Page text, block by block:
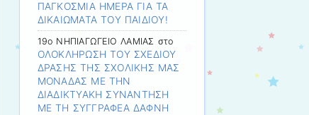
ΠΑΓΚΟΣΜΙΑ ΗΜΕΡΑ ΓΙΑ ΤΑ
ΔΙΚΑΙΩΜΑΤΑ ΤΟΥ ΠΑΙΔΙΟΥ!
19ο ΝΗΠΙΑΓΩΓΕΙΟ ΛΑΜΙΑΣ στο
ΟΛΟΚΛΗΡΩΣΗ ΤΟΥ ΣΧΕΔΙΟΥ
ΔΡΑΣΗΣ ΤΗΣ ΣΧΟΛΙΚΗΣ ΜΑΣ
ΜΟΝΑΔΑΣ ΜΕ ΤΗΝ
ΔΙΑΔΙΚΤΥΑΚΗ ΣΥΝΑΝΤΗΣΗ
ΜΕ ΤΗ ΣΥΓΓΡΑΦΕΑ ΔΑΦΝΗ